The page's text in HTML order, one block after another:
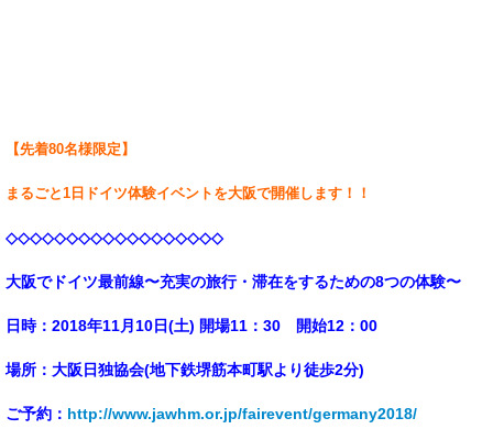
【先着80名様限定】
まるごと1日ドイツ体験イベントを大阪で開催します！！
◇◇◇◇◇◇◇◇◇◇◇◇◇◇◇◇◇◇
大阪でドイツ最前線〜充実の旅行・滞在をするための8つの体験〜
日時：2018年11月10日(土) 開場11：30 開始12：00
場所：大阪日独協会(地下鉄堺筋本町駅より徒歩2分)
ご予約： http://www.jawhm.or.jp/fairevent/germany2018/